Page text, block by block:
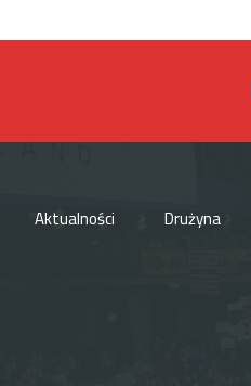
Aktualności Drużyna